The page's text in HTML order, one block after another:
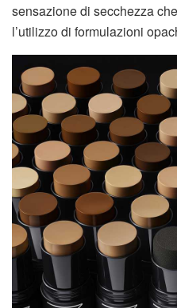
sensazione di secchezza
l’utilizzo di formulazioni